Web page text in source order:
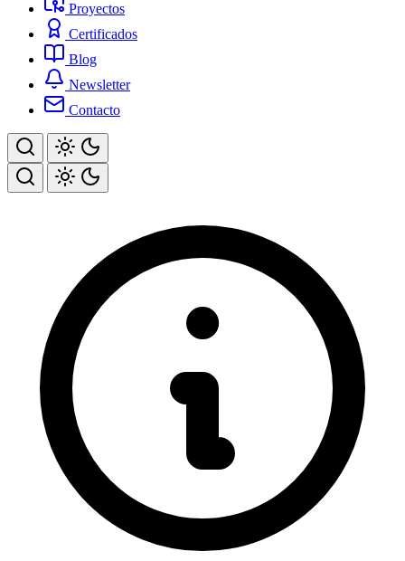
Proyectos
Certificados
Blog
Newsletter
Contacto